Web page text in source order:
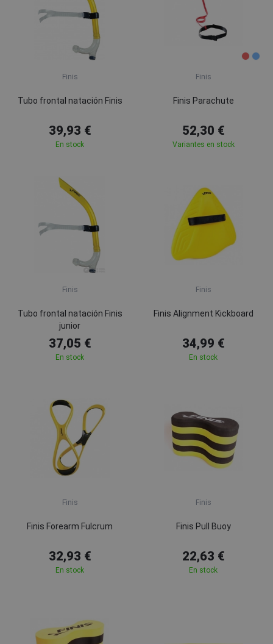
Finis
Tubo frontal natación Finis
39,93 €
En stock
Finis
Finis Parachute
52,30 €
Variantes en stock
Finis
Tubo frontal natación Finis
junior
37,05 €
En stock
Finis
Finis Alignment Kickboard
34,99 €
En stock
Finis
Finis Forearm Fulcrum
32,93 €
En stock
Finis
Finis Pull Buoy
22,63 €
En stock